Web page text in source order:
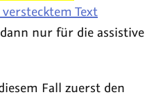
Text
nur für die assistive
Fall zuerst den